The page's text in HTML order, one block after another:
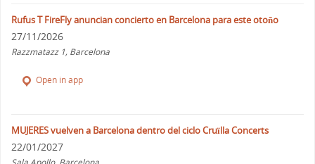
Rufus T FireFly anuncian concierto en Barcelona para este otoño
27/11/2026
Razzmatazz 1, Barcelona
Open in app
MUJERES vuelven a Barcelona dentro del ciclo Cruïlla Concerts
22/01/2027